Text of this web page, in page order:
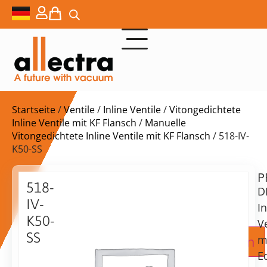
Startseite/Ventile/ Inline Ventile/Vitongedichtete
Inline Ventile mit KF Flansch / Manuelle
Vitongedichtete Inline Ventile mit KF Flansch / 518-IV-
K50-SS
518-
IV-
K50-
SS
auf
Anfrage
Zur Angebotsanfrage hinzufügen